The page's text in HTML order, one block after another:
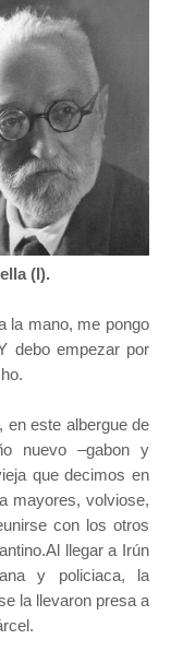
(I).
la mano, me pongo
debo empezar por
en este albergue de
nuevo –gabon y
que decimos en
mayores, volviose,
con los otros
llegar a Irún
y policiaca, la
la llevaron presa a